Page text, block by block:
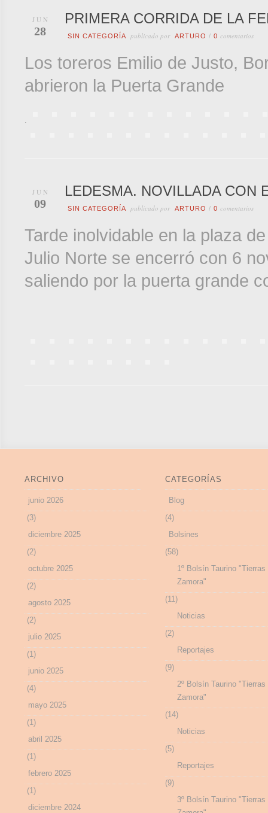
JUN
28
PRIMERA CORRIDA DE LA
SIN CATEGORÍA publicado por ARTURO / 0 comentarios
Los toreros Emilio de Justo,
abrieron la Puerta Grande
.
JUN
09
LEDESMA. NOVILLADA CON
SIN CATEGORÍA publicado por ARTURO / 0 comentarios
Tarde inolvidable en la plaza
Julio Norte se encerró con 6
saliendo por la puerta grande
ARCHIVO
junio 2026
(3)
diciembre 2025
(2)
octubre 2025
(2)
agosto 2025
(2)
julio 2025
(1)
junio 2025
(4)
mayo 2025
(1)
abril 2025
(1)
febrero 2025
(1)
diciembre 2024
CATEGORÍAS
Blog
(4)
Bolsines
(58)
1º Bolsín Taurino "Tierras
Zamora"
(11)
Noticias
(2)
Reportajes
(9)
2º Bolsín Taurino "Tierras
Zamora"
(14)
Noticias
(5)
Reportajes
(9)
3º Bolsín Taurino "Tierras